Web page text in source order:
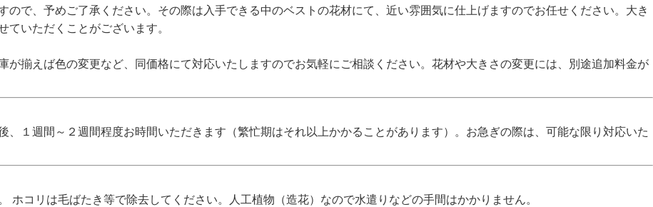
で、予めご了承ください。その際は入手できる中のベストの花材にて、近い雰囲気に仕上げますのでお任せください。大き
いただくことがございます。
が揃えば色の変更など、同価格にて対応いたしますのでお気軽にご相談ください。花材や大きさの変更には、別途追加料金が
、１週間～２週間程度お時間いただきます（繁忙期はそれ以上かかることがあります）。お急ぎの際は、可能な限り対応いた
ホコリは毛ばたき等で除去してください。人工植物（造花）なので水遣りなどの手間はかかりません。